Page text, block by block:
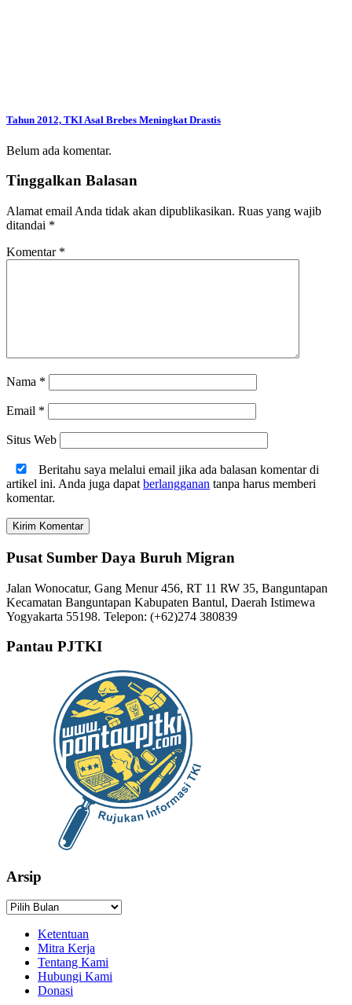
Tahun 2012, TKI Asal Brebes Meningkat Drastis
Belum ada komentar.
Tinggalkan Balasan
Alamat email Anda tidak akan dipublikasikan. Ruas yang wajib
ditandai *
Komentar *
Nama *
Email *
Situs Web
Beritahu saya melalui email jika ada balasan komentar di
artikel ini. Anda juga dapat berlangganan tanpa harus memberi
komentar.
Pusat Sumber Daya Buruh Migran
Jalan Wonocatur, Gang Menur 456, RT 11 RW 35, Banguntapan
Kecamatan Banguntapan Kabupaten Bantul, Daerah Istimewa
Yogyakarta 55198. Telepon: (+62)274 380839
Pantau PJTKI
Arsip
Arsip
Ketentuan
Mitra Kerja
Tentang Kami
Hubungi Kami
Donasi